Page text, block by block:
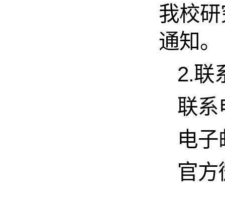
我校
通知。
2.联
联系
电
官方